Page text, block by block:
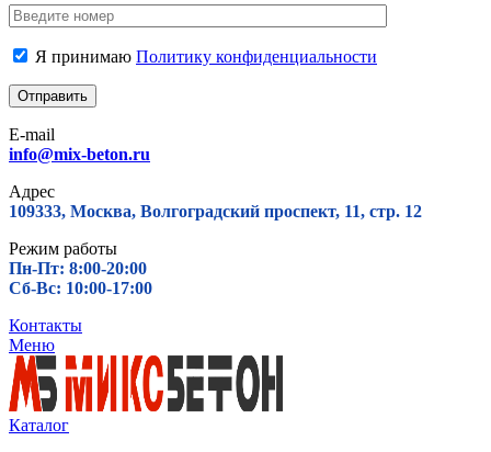
Я принимаю Политику конфиденциальности
E-mail
info@mix-beton.ru
Адрес
109333, Москва, Волгоградский проспект, 11, стр. 12
Режим работы
Пн-Пт: 8:00-20:00
Сб-Вс: 10:00-17:00
Контакты
Меню
Каталог